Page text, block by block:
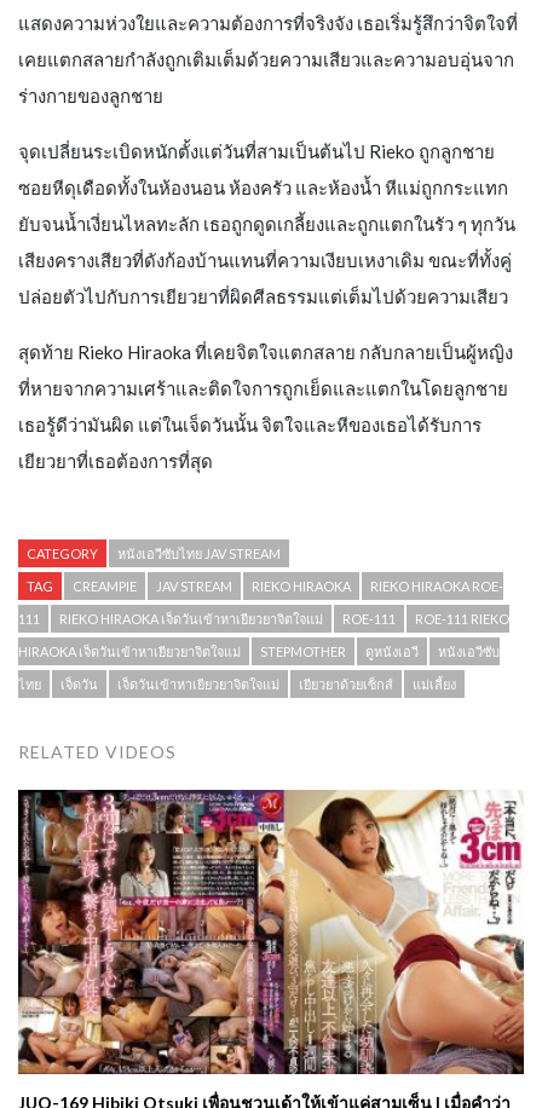
แสดงความห่วงใยและความต้องการที่จริงจัง เธอเริ่มรู้สึกว่าจิตใจที่
เคยแตกสลายกำลังถูกเติมเต็มด้วยความเสียวและความอบอุ่นจาก
ร่างกายของลูกชาย
จุดเปลี่ยนระเบิดหนักตั้งแต่วันที่สามเป็นต้นไป Rieko ถูกลูกชาย
ซอยหีดุเดือดทั้งในห้องนอน ห้องครัว และห้องน้ำ หีแม่ถูกกระแทก
ยับจนน้ำเงี่ยนไหลทะลัก เธอถูกดูดเกลี้ยงและถูกแตกในรัว ๆ ทุกวัน
เสียงครางเสียวที่ดังก้องบ้านแทนที่ความเงียบเหงาเดิม ขณะที่ทั้งคู่
ปล่อยตัวไปกับการเยียวยาที่ผิดศีลธรรมแต่เต็มไปด้วยความเสียว
สุดท้าย Rieko Hiraoka ที่เคยจิตใจแตกสลาย กลับกลายเป็นผู้หญิง
ที่หายจากความเศร้าและติดใจการถูกเย็ดและแตกในโดยลูกชาย
เธอรู้ดีว่ามันผิด แต่ในเจ็ดวันนั้น จิตใจและหีของเธอได้รับการ
เยียวยาที่เธอต้องการที่สุด
CATEGORY หนังเอวีซับไทย JAV STREAM
TAG CREAMPIE JAV STREAM RIEKO HIRAOKA RIEKO HIRAOKA ROE-
111 RIEKO HIRAOKA เจ็ดวันเข้าหาเยียวยาจิตใจแม่ ROE-111 ROE-111 RIEKO
HIRAOKA เจ็ดวันเข้าหาเยียวยาจิตใจแม่ STEPMOTHER ดูหนังเอวี หนังเอวีซับ
ไทย เจ็ดวัน เจ็ดวันเข้าหาเยียวยาจิตใจแม่ เยียวยาด้วยเซ็กส์ แม่เลี้ยง
RELATED VIDEOS
JUQ-169 Hibiki Otsuki เพื่อนชวนเด้าให้เข้าแค่สามเซ็น | เมื่อคำว่า